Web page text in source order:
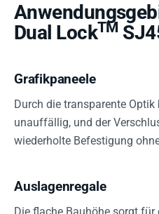
Dual LockTM
Grafikpaneele
Durch die transparente
unauffällig, und der
wiederholte Befestigung
Auslagenregale